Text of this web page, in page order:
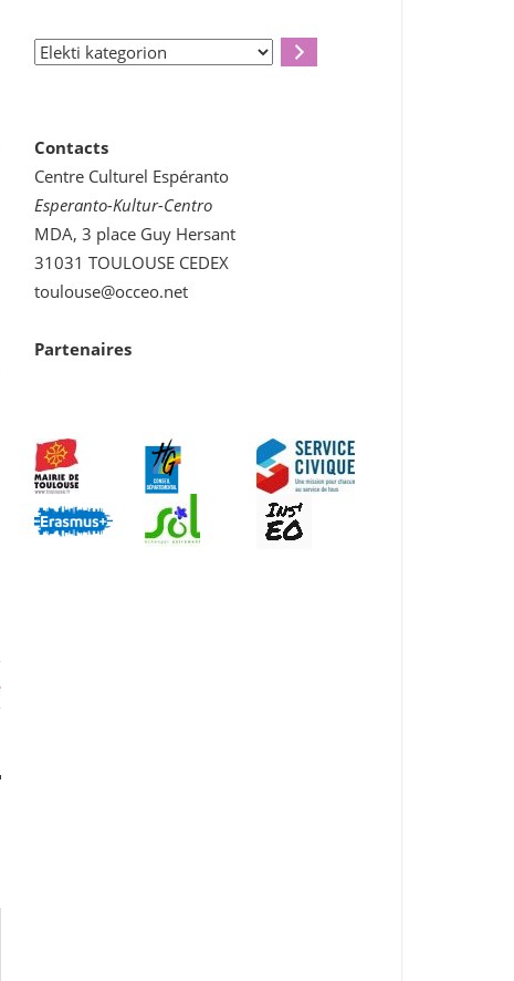
Elekti
Contacts
Centre Culturel Espéranto
Esperanto-Kultur-Centro
MDA, 3 place Guy Hersant
31031 TOULOUSE CEDEX
toulouse@occeo.net
Partenaires